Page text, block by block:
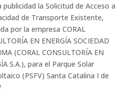
publicidad la Solicitud de Acceso a
de Transporte Existente,
por la empresa CORAL
EN ENERGÍA SOCIEDAD
(CORAL CONSULTORÍA EN
S.A.), para el Parque Solar
(PSFV) Santa Catalina I de